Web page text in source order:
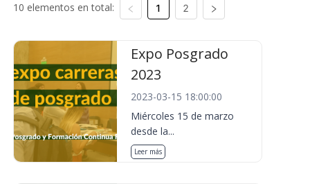
10 elementos en total: 1 2
Expo Posgrado
2023
2023-03-15 18:00:00
Miércoles 15 de marzo
desde la...
Leer más